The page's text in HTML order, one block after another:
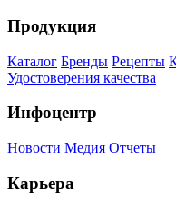
Продукция
Каталог Бренды Рецепты
Удостоверения качества
Инфоцентр
Новости Медия Отчеты
Карьера